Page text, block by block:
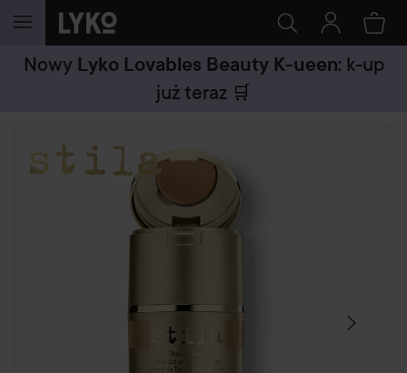
PRZEJDŹ DO TREŚCI
Nowy Lyko Lovables Beauty K-ueen: k-up
już teraz 🛒
POMIŃ SEKCJĘ